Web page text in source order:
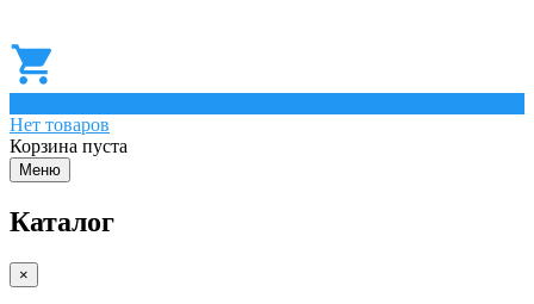
Нет товаров
Корзина пуста
Меню
Каталог
×